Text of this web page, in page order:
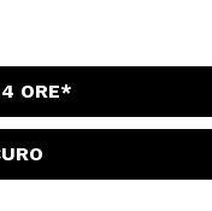
ORE*